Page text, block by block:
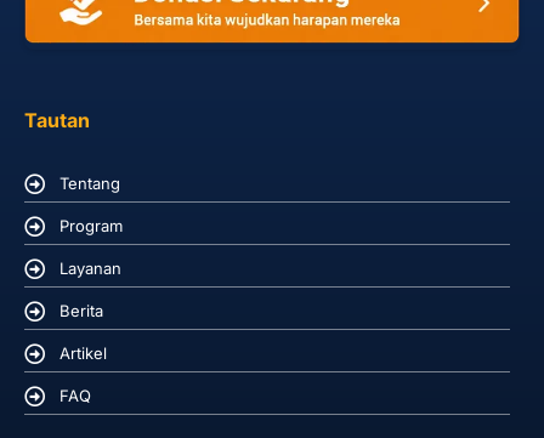
Tautan
Tentang
Program
Layanan
Berita
Artikel
FAQ